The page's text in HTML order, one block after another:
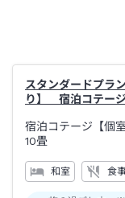
スタンダードプラ
り】 宿泊コテー
宿泊コテージ【個
10畳
和室 食